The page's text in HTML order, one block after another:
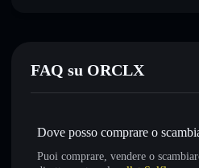
FAQ su ORCLX
Dove posso comprare o
Puoi comprare, vendere o